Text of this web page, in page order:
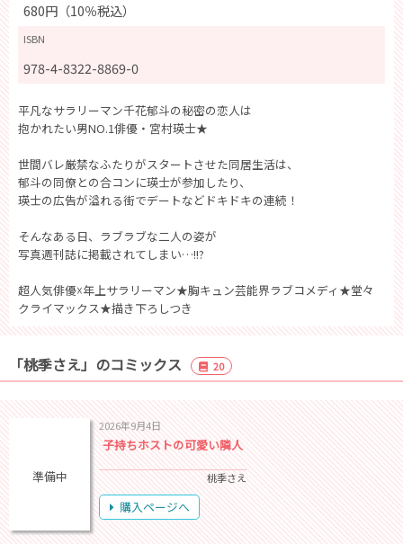
680円（10％税込）
ISBN
978-4-8322-8869-0
平凡なサラリーマン千花郁斗の秘密の恋人は
抱かれたい男NO.1俳優・宮村瑛士★
世間バレ厳禁なふたりがスタートさせた同居生活は、
郁斗の同僚との合コンに瑛士が参加したり、
瑛士の広告が溢れる街でデートなどドキドキの連続！
そんなある日、ラブラブな二人の姿が
写真週刊誌に掲載されてしまい…!!?
超人気俳優☓年上サラリーマン★胸キュン芸能界ラブコメディ★堂々
クライマックス★描き下ろしつき
「桃季さえ」のコミックス 20
準備中
2026年9月4日
子持ちホストの可愛い隣人
桃季さえ
購入ページへ